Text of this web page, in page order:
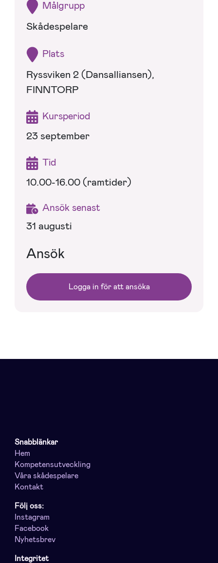
Målgrupp
Skådespelare
Plats
Ryssviken 2 (Dansalliansen),
FINNTORP
Kursperiod
23 september
Tid
10.00-16.00 (ramtider)
Ansök senast
31 augusti
Ansök
Logga in för att ansöka
Snabblänkar
Hem
Kompetensutveckling
Våra skådespelare
Kontakt
Följ oss:
Instagram
Facebook
Nyhetsbrev
Integritet